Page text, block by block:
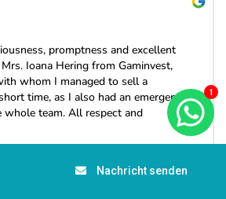
1
Nachricht senden